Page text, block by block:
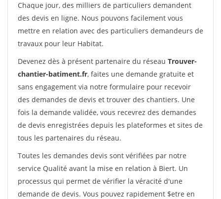
Chaque jour, des milliers de particuliers demandent
des devis en ligne. Nous pouvons facilement vous
mettre en relation avec des particuliers demandeurs de
travaux pour leur Habitat.
Devenez dès à présent partenaire du réseau Trouver-
chantier-batiment.fr, faites une demande gratuite et
sans engagement via notre formulaire pour recevoir
des demandes de devis et trouver des chantiers. Une
fois la demande validée, vous recevrez des demandes
de devis enregistrées depuis les plateformes et sites de
tous les partenaires du réseau.
Toutes les demandes devis sont vérifiées par notre
service Qualité avant la mise en relation à Biert. Un
processus qui permet de vérifier la véracité d'une
demande de devis. Vous pouvez rapidement $etre en